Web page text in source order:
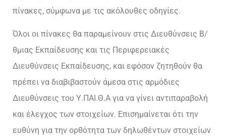
πίνακες, σύμφωνα με τις ακόλουθες οδηγίες.
Όλοι οι πίνακες θα παραμείνουν στις Διευθύνσεις Β/
θμιας Εκπαίδευσης και τις Περιφερειακές
Διευθύνσεις Εκπαίδευσης, και εφόσον ζητηθούν θα
πρέπει να διαβιβαστούν άμεσα στις αρμόδιες
Διευθύνσεις του Υ.ΠΑΙ.Θ.Α για να γίνει αντιπαραβολή
και έλεγχος των στοιχείων. Επισημαίνεται ότι την
ευθύνη για την ορθότητα των δηλωθέντων στοιχείων